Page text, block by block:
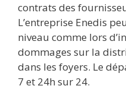
contrats des
L’entreprise Enedis
niveau comme lors
dommages sur la
dans les foyers. Le
7 et 24h sur 24.